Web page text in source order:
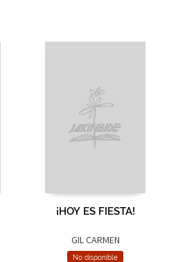
¡HOY ES FIESTA!
GIL CARMEN
No disponible